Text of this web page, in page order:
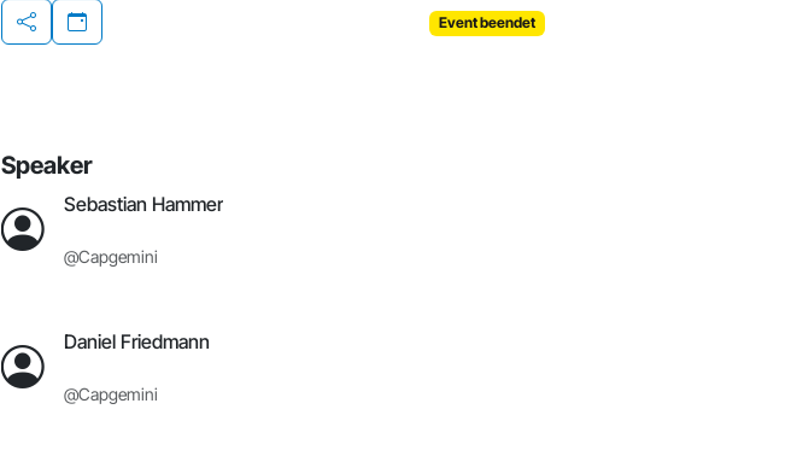
Teilen
Event beendet
Speaker
Sebastian Hammer
@Capgemini
Daniel Friedmann
@Capgemini